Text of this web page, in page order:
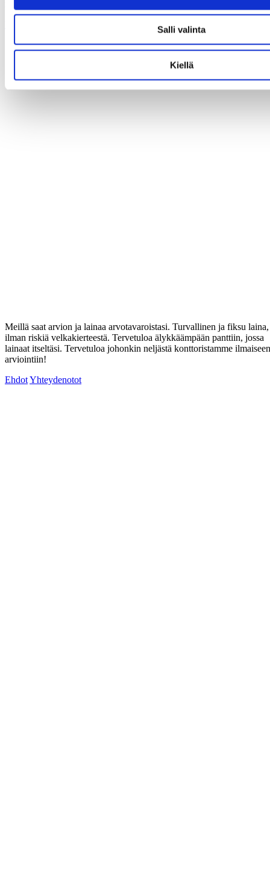
Salli valinta
Kiellä
Meillä saat arvion ja lainaa arvotavaroistasi. Turvallinen ja fiksu laina,
ilman riskiä velkakierteestä. Tervetuloa älykkäämpään panttiin, jossa
lainaat itseltäsi. Tervetuloa johonkin neljästä konttoristamme ilmaiseen
arviointiin!
EhdotYhteydenotot